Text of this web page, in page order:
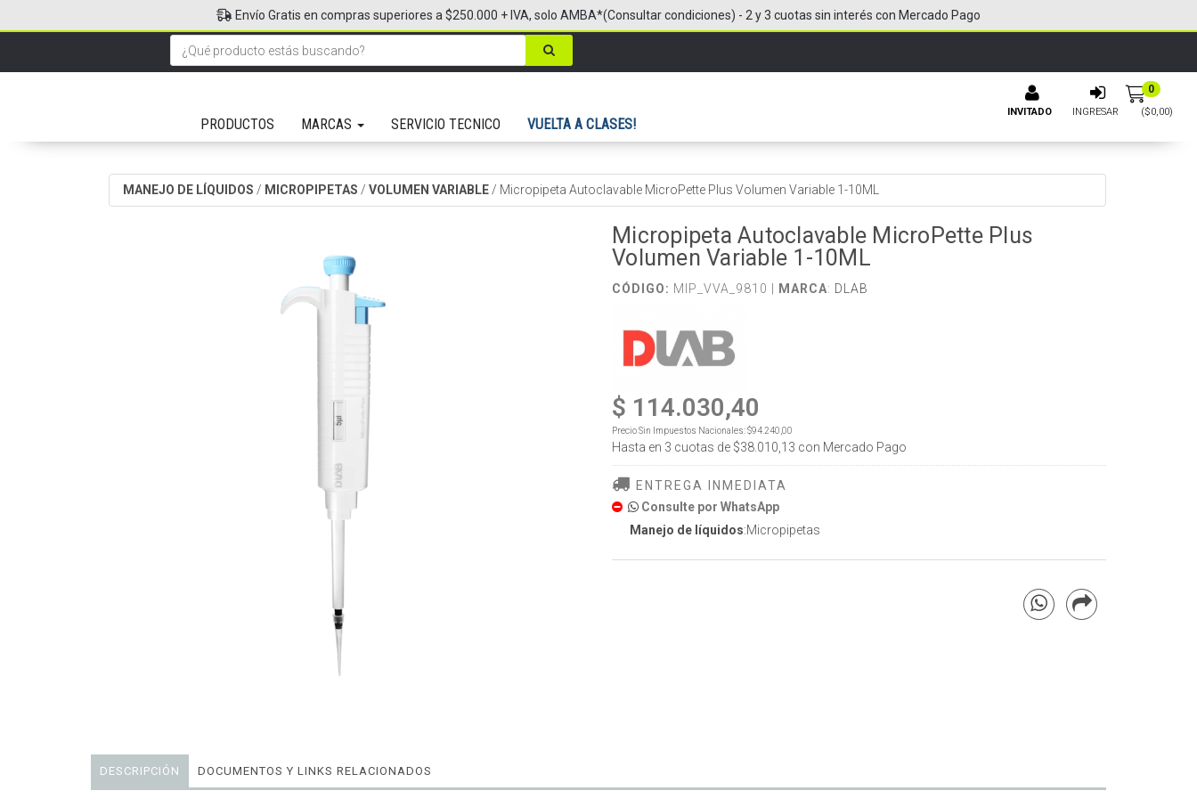
INVITADO INGRESAR
0
($0,00)
PRODUCTOS MARCAS SERVICIO TECNICO VUELTA A CLASES!
Envío Gratis en compras superiores a $250.000 + IVA, solo AMBA*(Consultar condiciones) - 2 y 3 cuotas sin interés con Mercado Pago
MANEJO DE LÍQUIDOS / MICROPIPETAS / VOLUMEN VARIABLE / Micropipeta Autoclavable MicroPette Plus Volumen Variable 1-10ML
Micropipeta Autoclavable MicroPette Plus
Volumen Variable 1-10ML
CÓDIGO: MIP_VVA_9810 | MARCA: DLAB
$ 114.030,40
Precio Sin Impuestos Nacionales:$94.240,00
Hasta en 3 cuotas de $38.010,13 con Mercado Pago
ENTREGA INMEDIATA
Consulte por WhatsApp
Manejo de líquidos:Micropipetas
DESCRIPCIÓN DOCUMENTOS Y LINKS RELACIONADOS